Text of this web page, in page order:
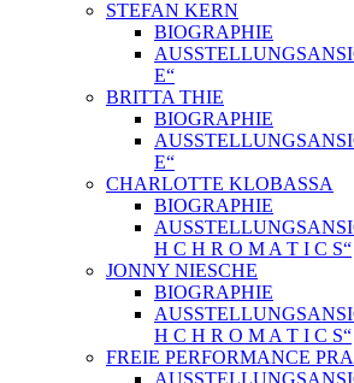
STEFAN KERN
BIOGRAPHIE
E“
BRITTA THIE
BIOGRAPHIE
E“
CHARLOTTE KLOBASSA
BIOGRAPHIE
H C H R O M A T I C S“
JONNY NIESCHE
BIOGRAPHIE
H C H R O M A T I C S“
FREIE PERFORMANCE